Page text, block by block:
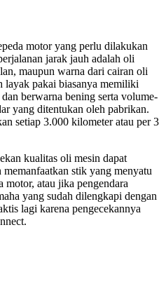
motor yang perlu dilakukan
jarak jauh adalah oli
maupun warna dari cairan oli
layak pakai biasanya memiliki
berwarna bening serta volume-
yang ditentukan oleh pabrikan.
setiap 3.000 kilometer atau per 3
kualitas oli mesin dapat
stik yang menyatu
motor, atau jika pengendara
yang sudah dilengkapi dengan
lagi karena pengecekannya